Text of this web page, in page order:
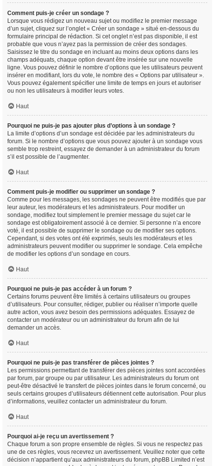
Comment puis-je créer un sondage ?
Lorsque vous rédigez un nouveau sujet ou modifiez le premier message
d’un sujet, cliquez sur l’onglet « Créer un sondage » situé en-dessous du
formulaire principal de rédaction. Si cet onglet n’est pas disponible, il est
probable que vous n’ayez pas la permission de créer des sondages.
Saisissez le titre du sondage en incluant au moins deux options dans les
champs adéquats, chaque option devant être insérée sur une nouvelle
ligne. Vous pouvez définir le nombre d’options que les utilisateurs peuvent
insérer en modifiant, lors du vote, le nombre des « Options par utilisateur ».
Vous pouvez également spécifier une limite de temps en jours et autoriser
ou non les utilisateurs à modifier leurs votes.
Haut
Pourquoi ne puis-je pas ajouter plus d’options à un sondage ?
La limite d’options d’un sondage est décidée par les administrateurs du
forum. Si le nombre d’options que vous pouvez ajouter à un sondage vous
semble trop restreint, essayez de demander à un administrateur du forum
s’il est possible de l’augmenter.
Haut
Comment puis-je modifier ou supprimer un sondage ?
Comme pour les messages, les sondages ne peuvent être modifiés que par
leur auteur, les modérateurs et les administrateurs. Pour modifier un
sondage, modifiez tout simplement le premier message du sujet car le
sondage est obligatoirement associé à ce dernier. Si personne n’a encore
voté, il est possible de supprimer le sondage ou de modifier ses options.
Cependant, si des votes ont été exprimés, seuls les modérateurs et les
administrateurs peuvent modifier ou supprimer le sondage. Cela empêche
de modifier les options d’un sondage en cours.
Haut
Pourquoi ne puis-je pas accéder à un forum ?
Certains forums peuvent être limités à certains utilisateurs ou groupes
d’utilisateurs. Pour consulter, rédiger, publier ou réaliser n’importe quelle
autre action, vous avez besoin des permissions adéquates. Essayez de
contacter un modérateur ou un administrateur du forum afin de lui
demander un accès.
Haut
Pourquoi ne puis-je pas transférer de pièces jointes ?
Les permissions permettant de transférer des pièces jointes sont accordées
par forum, par groupe ou par utilisateur. Les administrateurs du forum ont
peut-être désactivé le transfert de pièces jointes dans le forum concerné, ou
seuls certains groupes d’utilisateurs détiennent cette autorisation. Pour plus
d’informations, veuillez contacter un administrateur du forum.
Haut
Pourquoi ai-je reçu un avertissement ?
Chaque forum a son propre ensemble de règles. Si vous ne respectez pas
une de ces règles, vous recevrez un avertissement. Veuillez noter que cette
décision n’appartient qu’aux administrateurs du forum, phpBB Limited n’est